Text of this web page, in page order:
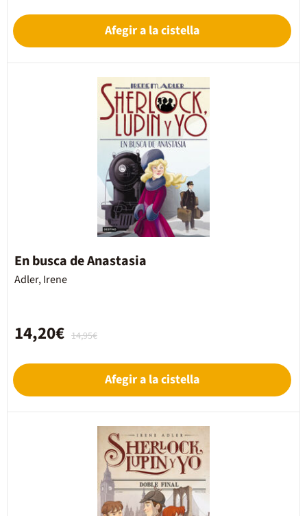
Afegir a la cistella
En busca de Anastasia
Adler, Irene
14,95€
14,20€
Afegir a la cistella